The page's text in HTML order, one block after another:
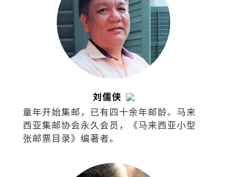
刘儒侠
童年开始集邮，已有四十余年邮龄。马来
西亚集邮协会永久会员，《马来西亚小型
张邮票目录》编著者。